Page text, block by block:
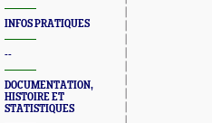
INFOS PRATIQUES
--
DOCUMENTATION,
HISTOIRE ET
STATISTIQUES